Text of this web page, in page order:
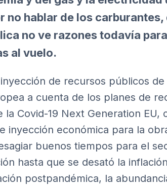
no hablar de los
no ve razones todavía
al vuelo.
de recursos públicos
a cuenta de los planes de
la Covid-19 Next Generation EU,
inyección económica para la
buenos tiempos para el
hasta que se desató la
postpandémica, la